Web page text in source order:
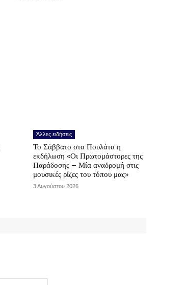
Άλλες ειδήσεις
Το Σάββατο στα Πουλάτα η
εκδήλωση «Οι Πρωτομάστορες της
Παράδοσης – Μία αναδρομή στις
μουσικές ρίζες του τόπου μας»
3 Αυγούστου 2026